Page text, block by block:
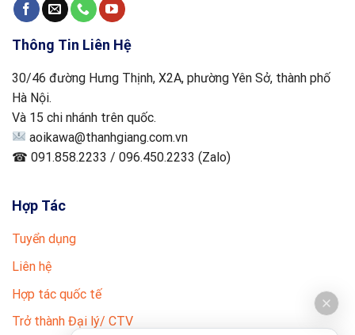
Thông Tin Liên Hệ
30/46 đường Hưng Thịnh, X2A, phường Yên Sở, thành phố
Hà Nội.
Và 15 chi nhánh trên quốc.
aoikawa@thanhgiang.com.vn
☎ 091.858.2233 / 096.450.2233 (Zalo)
Hợp Tác
Tuyển dụng
Liên hệ
Hợp tác quốc tế
Trở thành Đại lý/ CTV